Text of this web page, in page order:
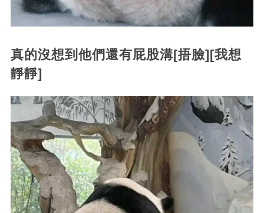
真的沒想到他們還有屁股溝[捂臉][我想
靜靜]